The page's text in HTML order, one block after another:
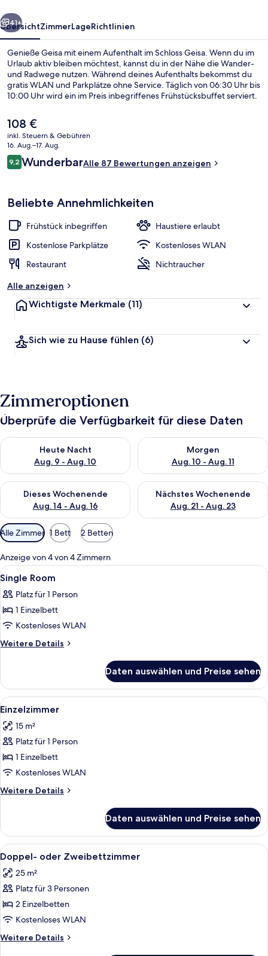
Weiter
41+
ÜbersichtZimmerLageRichtlinien
Genieße Geisa mit einem Aufenthalt im Schloss Geisa. Wenn du im
Urlaub aktiv bleiben möchtest, kannst du in der Nähe die Wander-
und Radwege nutzen. Während deines Aufenthalts bekommst du
gratis WLAN und Parkplätze ohne Service. Täglich von 06:30 Uhr bis
10:00 Uhr wird ein im Preis inbegriffenes Frühstücksbuffet serviert.
Ladestation für E-Bikes.
Der
aktuelle
Preis
beträgt
108 €.
108 €
inkl. Steuern & Gebühren
16. Aug.–17. Aug.
Bewertungen
9,29,2 von 10.
WunderbarAlle 87 Bewertungen anzeigen
Beliebte Annehmlichkeiten
Frühstück inbegriffen
Haustiere erlaubt
Kostenlose Parkplätze
Kostenloses WLAN
Restaurant
Nichtraucher
Alle anzeigen
Wichtigste Merkmale (11)
Sich wie zu Hause fühlen (6)
Zimmeroptionen
Überprüfe die Verfügbarkeit für diese Daten
Heute Nacht
Aug. 9 - Aug. 10
Überprüfe die Verfügbarkeit für heute Nacht, Aug. 9 - Aug.
Morgen
Aug. 10 - Aug. 11
Überprüfe die Verfügbarkeit
Dieses Wochenende
Aug. 14 - Aug. 16
Überprüfe die Verfügbarkeit für dieses Wochenende, Aug. 14
Nächstes Wochenende
Aug. 21 - Aug. 23
Überprüfe die Verfügbarkeit
Verfügbare
Filter
für
Zimmer
Alle Zimmer 1 Bett 2 Betten
Anzeige von 4 von 4 Zimmern
Alle
Fotos
für
Single
Room
anzeigen
Ein Hotelzimmer mit Holz-Kopfteil,
2
Single Room
Platz für 1 Person
1 Einzelbett
Kostenloses WLAN
Weitere Details
Weitere
Room
Daten auswählen und Preise sehen
Alle
Fotos
für
Einzelzimmer
anzeigen
Ein Hotelzimmer mit hölzernem
2
Einzelzimmer
15 m²
Platz für 1 Person
1 Einzelbett
Kostenloses WLAN
Weitere Details
Weitere
Daten auswählen und Preise sehen
Alle
Fotos
für
Doppel-
oder
Zweibettzimmer
anzeigen
Ein Hotelzimmer mit zwei Betten,
5
Doppel- oder Zweibettzimmer
25 m²
Platz für 3 Personen
2 Einzelbetten
Kostenloses WLAN
Weitere Details
Weitere